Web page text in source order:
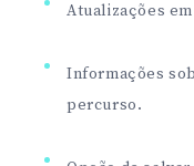
Atualizações
Informações
percurso.